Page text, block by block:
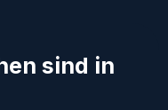
sind in